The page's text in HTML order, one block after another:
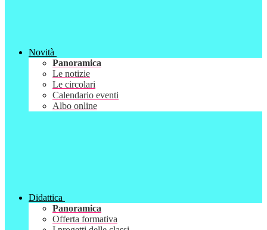
Novità
Panoramica
Le notizie
Le circolari
Calendario eventi
Albo online
Didattica
Panoramica
Offerta formativa